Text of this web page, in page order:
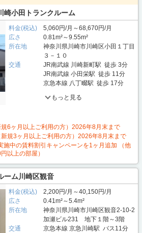
小田トランクルーム
料金(税込)
5,060円/月～68,670円/月
広さ
0.81m²～9.55m²
所在地
神奈川県川崎市川崎区小田１丁目
３－１０
交通
JR南武線 川崎新町駅 徒歩 3分
JR南武線 小田栄駅 徒歩 11分
京急本線 八丁畷駅 徒歩 17分
もっと見る
6ヶ月以上ご利用の方）2026年8月末まで
規3ヶ月以上ご利用の方）2026年8月末まで
中の賃料割引キャンペーンを1ヶ月追加 （他
以上の部屋）
ーム川崎区観音
料金(税込)
2,200円/月～40,150円/月
広さ
0.41m²～5.4m²
所在地
神奈川県川崎市川崎区観音2-10-2
加瀬ビル231 地下１階～3階
交通
京急本線 京急川崎駅 バス11分